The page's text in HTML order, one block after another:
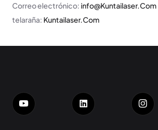
Correo electrónico: info@Kuntailaser.Com
telaraña: Kuntailaser.Com